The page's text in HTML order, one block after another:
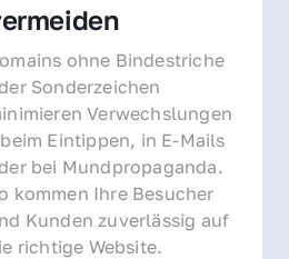
ohne Bindestriche
Sonderzeichen
Verwechslungen
Eintippen, in E-Mails
bei Mundpropaganda.
kommen Ihre Besucher
Kunden zuverlässig auf
richtige Website.